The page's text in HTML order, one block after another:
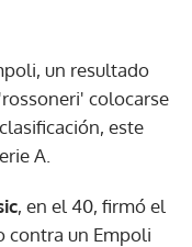
un resultado
colocarse
este
A.
, en el 40, firmó el
contra un Empoli